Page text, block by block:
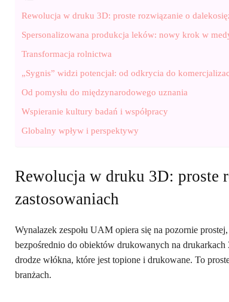
Rewolucja w druku 3D: proste rozwiązanie o
Spersonalizowana produkcja leków: nowy krok w
Transformacja rolnictwa
„Sygnis” widzi potencjał: od odkrycia do
Od pomysłu do międzynarodowego uznania
Wspieranie kultury badań i współpracy
Globalny wpływ i perspektywy
Rewolucja w druku 3D: proste
zastosowaniach
Wynalazek zespołu UAM opiera się na pozornie
bezpośrednio do obiektów drukowanych na drukarkach
drodze włókna, które jest topione i drukowane. To
branżach.